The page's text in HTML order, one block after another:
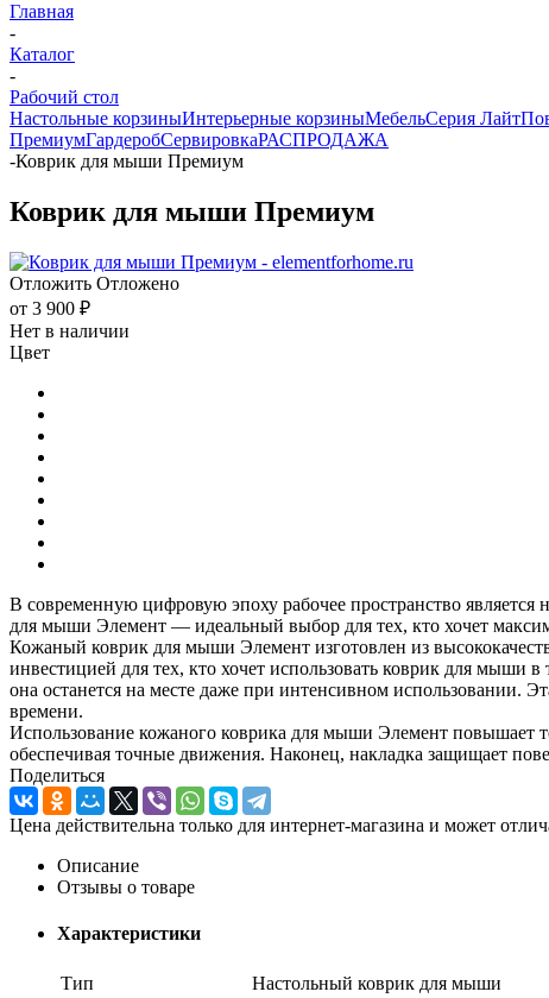
Главная
-
Каталог
-
Рабочий стол
Настольные корзиныИнтерьерные корзиныМебельСерия Лайт
ПремиумГардеробСервировкаРАСПРОДАЖА
-Коврик для мыши Премиум
Коврик для мыши Премиум
Отложить Отложено
от 3 900 ₽
Нет в наличии
Цвет
В современную цифровую эпоху рабочее пространство
для мыши Элемент — идеальный выбор для тех, кто хочет
Кожаный коврик для мыши Элемент изготовлен из
инвестицией для тех, кто хочет использовать коврик для мыши
она останется на месте даже при интенсивном использовании.
времени.
Использование кожаного коврика для мыши Элемент повышает
обеспечивая точные движения. Наконец, накладка защищает
Поделиться
Цена действительна только для интернет-магазина и может
Описание
Отзывы о товаре
Характеристики
Тип
Настольный коврик для мыши